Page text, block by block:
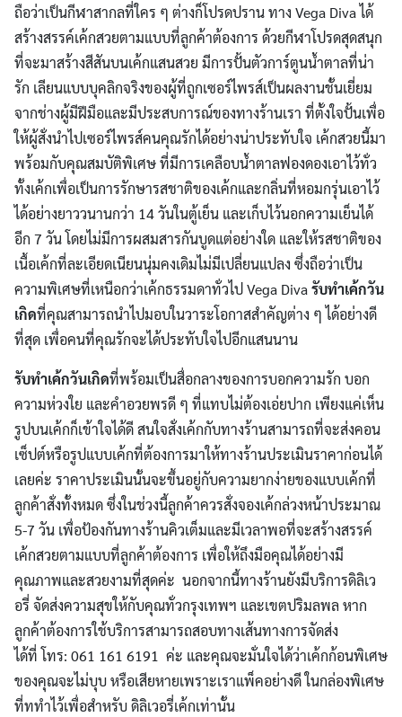
ถือว่าเป็นกีฬาสากลที่ใคร ๆ ต่างก็โปรดปราน ทาง Vega Diva ได้
สร้างสรรค์เค้กสวยตามแบบที่ลูกค้าต้องการ ด้วยกีฬาโปรดสุดสนุก
ที่จะมาสร้างสีสันบนเค้กแสนสวย มีการปั้นตัวการ์ตูนน้ำตาลที่น่า
รัก เลียนแบบบุคลิกจริงของผู้ที่ถูกเซอร์ไพรส์เป็นผลงานชั้นเยี่ยม
จากช่างผู้มีฝีมือและมีประสบการณ์ของทางร้านเรา ที่ตั้งใจปั้นเพื่อ
ให้ผู้สั่งนำไปเซอร์ไพรส์คนคุณรักได้อย่างน่าประทับใจ เค้กสวยนี้มา
พร้อมกับคุณสมบัติพิเศษ ที่มีการเคลือบน้ำตาลฟองดองเอาไว้ทั่ว
ทั้งเค้กเพื่อเป็นการรักษารสชาติของเค้กและกลิ่นที่หอมกรุ่นเอาไว้
ได้อย่างยาววนานกว่า 14 วันในตู้เย็น และเก็บไว้นอกความเย็นได้
อีก 7 วัน โดยไม่มีการผสมสารกันบูดแต่อย่างใด และให้รสชาติของ
เนื้อเค้กที่ละเอียดเนียนนุ่มคงเดิมไม่มีเปลี่ยนแปลง ซึ่งถือว่าเป็น
ความพิเศษที่เหนือกว่าเค้กธรรมดาทั่วไป Vega Divaรับทำเค้กวัน
เกิดที่คุณสามารถนำไปมอบในวาระโอกาสสำคัญต่าง ๆ ได้อย่างดี
ที่สุด เพื่อคนที่คุณรักจะได้ประทับใจไปอีกแสนนาน
รับทำเค้กวันเกิดที่พร้อมเป็นสื่อกลางของการบอกความรัก บอก
ความห่วงใย และคำอวยพรดี ๆ ที่แทบไม่ต้องเอ่ยปาก เพียงแค่เห็น
รูปบนเค้กก็เข้าใจได้ดี สนใจสั่งเค้กกับทางร้านสามารถที่จะส่งคอน
เซ็ปต์หรือรูปแบบเค้กที่ต้องการมาให้ทางร้านประเมินราคาก่อนได้
เลยค่ะ ราคาประเมินนั้นจะขึ้นอยู่กับความยากง่ายของแบบเค้กที่
ลูกค้าสั่งทั้งหมด ซึ่งในช่วงนี้ลูกค้าควรสั่งจองเค้กล่วงหน้าประมาณ
5-7 วัน เพื่อป้องกันทางร้านคิวเต็มและมีเวลาพอที่จะสร้างสรรค์
เค้กสวยตามแบบที่ลูกค้าต้องการ เพื่อให้ถึงมือคุณได้อย่างมี
คุณภาพและสวยงามที่สุดค่ะ นอกจากนี้ทางร้านยังมีบริการดิลิเว
อรี่ จัดส่งความสุขให้กับคุณทั่วกรุงเทพฯ และเขตปริมลพล หาก
ลูกค้าต้องการใช้บริการสามารถสอบทางเส้นทางการจัดส่ง
ได้ที่ โทร: 061 161 6191 ค่ะ และคุณจะมั่นใจได้ว่าเค้กก้อนพิเศษ
ของคุณจะไม่บุบ หรือเสียหายเพราะเราแพ็คอย่างดี ในกล่องพิเศษ
ที่ททำไว้เพื่อสำหรับ ดิลิเวอรี่เค้กเท่านั้น